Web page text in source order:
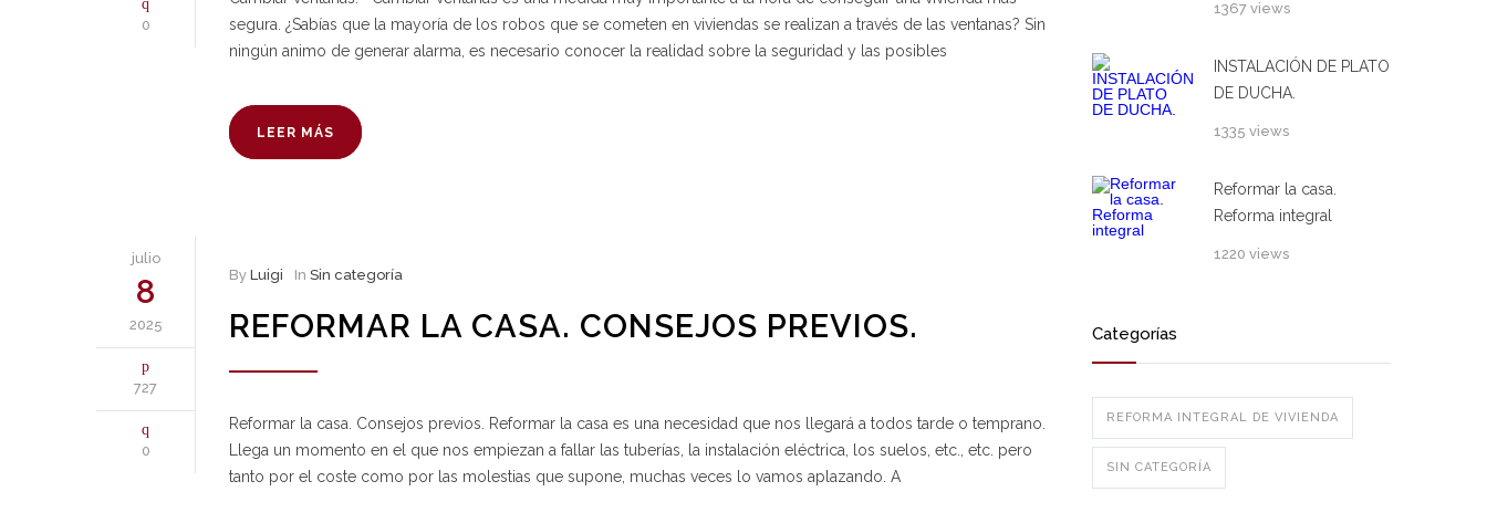
0
segura. ¿Sabías que la mayoría de los robos que se cometen en viviendas se realizan a través de las ventanas? Sin
ningún animo de generar alarma, es necesario conocer la realidad sobre la seguridad y las posibles
LEER MÁS
julio
8
2025
727
0
By Luigi In Sin categoría
REFORMAR LA CASA. CONSEJOS PREVIOS.
Reformar la casa. Consejos previos. Reformar la casa es una necesidad que nos llegará a todos tarde o temprano.
Llega un momento en el que nos empiezan a fallar las tuberías, la instalación eléctrica, los suelos, etc., etc. pero
tanto por el coste como por las molestias que supone, muchas veces lo vamos aplazando. A
1367 views
INSTALACIÓN DE PLATO
DE DUCHA.
1335 views
Reformar la casa.
Reforma integral
1220 views
Categorías
REFORMA INTEGRAL DE VIVIENDA
SIN CATEGORÍA